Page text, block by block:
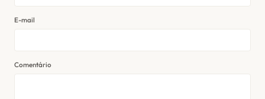
E-mail
Comentário